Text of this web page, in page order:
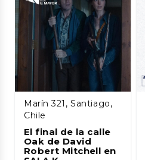
Marín 321, Santiago,
Chile
El final de la calle
Oak de David
Robert Mitchell en